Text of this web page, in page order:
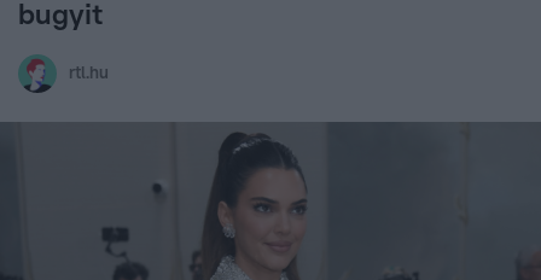
bugyit
rtl.hu